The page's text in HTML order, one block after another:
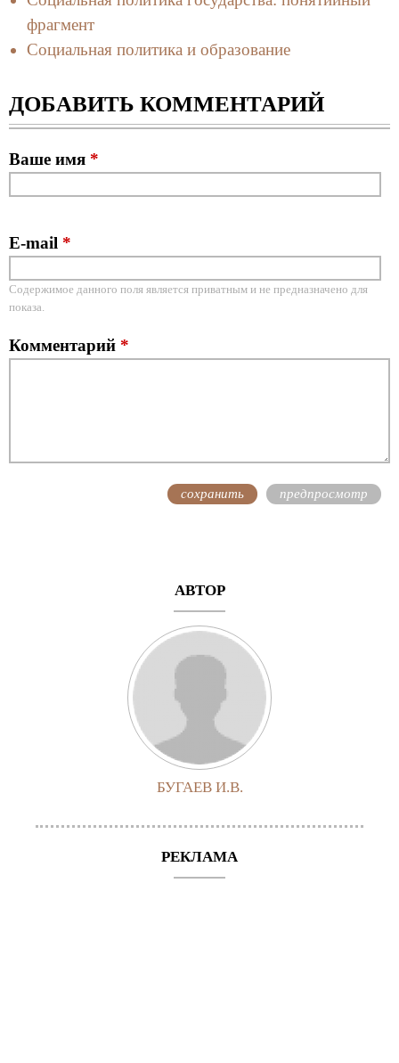
фрагмент
Социальная политика и образование
ДОБАВИТЬ КОММЕНТАРИЙ
Ваше имя *
E-mail *
Содержимое данного поля является приватным и не предназначено для
показа.
Комментарий *
АВТОР
БУГАЕВ И.В.
РЕКЛАМА